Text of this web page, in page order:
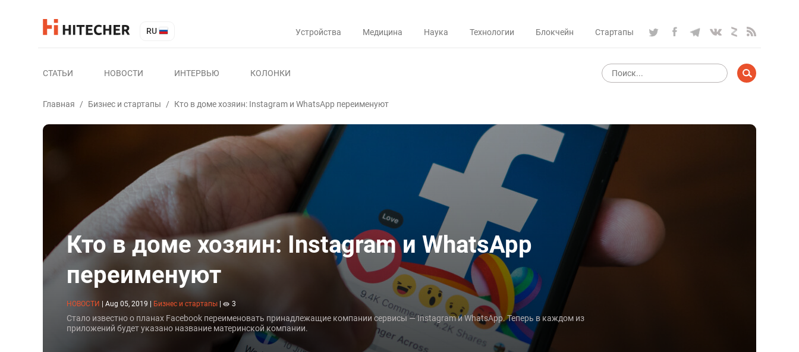
RU Устройства Медицина Наука Технологии Блокчейн Стартапы
СТАТЬИ НОВОСТИ ИНТЕРВЬЮ КОЛОНКИ
Главная / Бизнес и стартапы / Кто в доме хозяин: Instagram и WhatsApp переименуют
Кто в доме хозяин: Instagram и WhatsApp
переименуют
НОВОСТИ | Aug 05, 2019 Бизнес и стартапы 3
Стало известно о планах Facebook переименовать принадлежащие компании сервисы — Instagram и WhatsApp. Теперь в каждом из
приложений будет указано название материнской компании.